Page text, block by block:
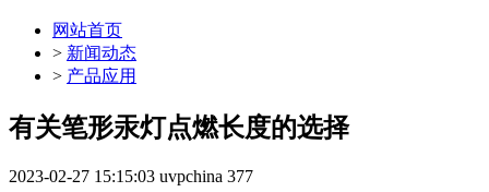
网站首页
> 新闻动态
> 产品应用
有关笔形汞灯点燃长度的选择
2023-02-27 15:15:03 uvpchina 377